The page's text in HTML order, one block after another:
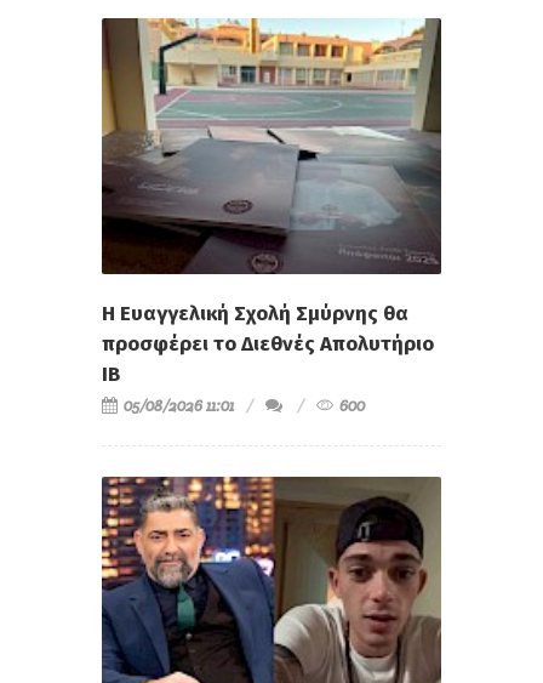
Η Ευαγγελική Σχολή Σμύρνης θα
προσφέρει το Διεθνές Απολυτήριο
IB
05/08/2026 11:01 600